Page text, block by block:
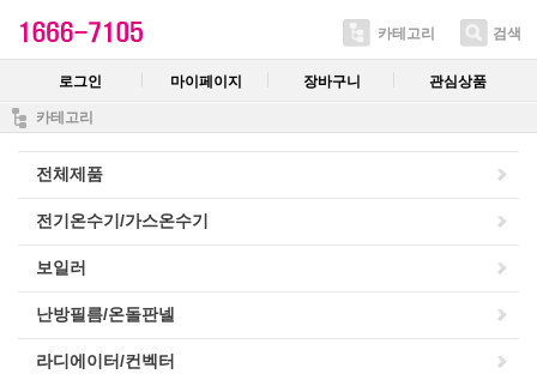
카테고리 검색
로그인 마이페이지 장바구니 관심상품
카테고리
전체제품
전기온수기/가스온수기
보일러
난방필름/온돌판넬
라디에이터/컨벡터